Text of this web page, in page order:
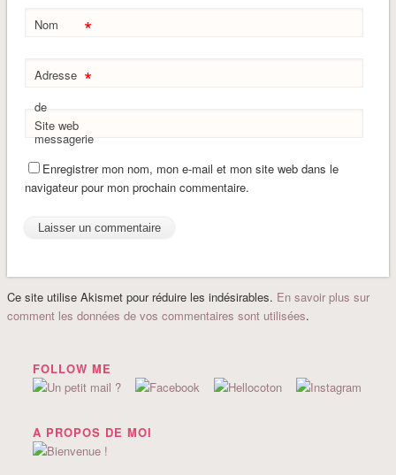
Nom *
Adresse
de
messagerie
*
Site web
Enregistrer mon nom, mon e-mail et mon site web dans le
navigateur pour mon prochain commentaire.
Ce site utilise Akismet pour réduire les indésirables. En savoir plus sur
comment les données de vos commentaires sont utilisées.
FOLLOW ME
A PROPOS DE MOI